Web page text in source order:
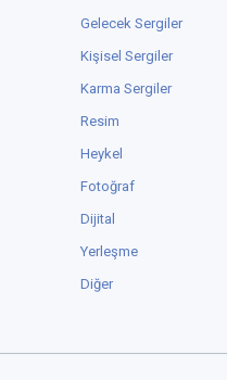
Gelecek Sergiler
Kişisel Sergiler
Karma Sergiler
Resim
Heykel
Fotoğraf
Dijital
Yerleşme
Diğer